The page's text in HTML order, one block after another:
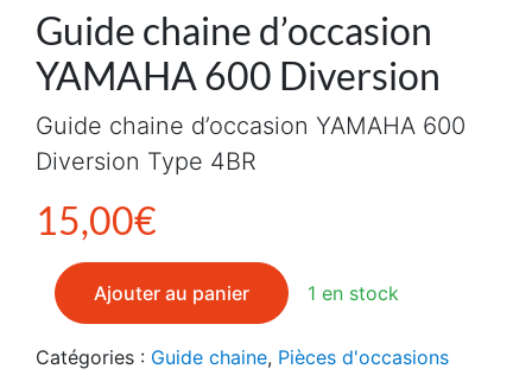
Guide chaine d’occasion
YAMAHA 600 Diversion
15,00€
Guide chaine d’occasion YAMAHA 600
Diversion Type 4BR
1 en stock
quantité de Guide chaine d'occasion YAMAHA 600
Ajouter au panier
Catégories : Guide chaine, Pièces d'occasions